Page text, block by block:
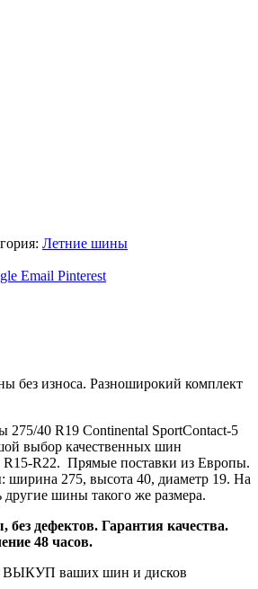
Летние шины
Email Pinterest
без износа. Разноширокий комплект
275/40 R19 Continental SportContact-5
выбор качественных шин
R15-R22. Прямые поставки из Европы.
275, высота 40, диаметр 19. На
шины такого же размера.
дефектов. Гарантия качества.
48 часов.
ВЫКУП ваших шин и дисков